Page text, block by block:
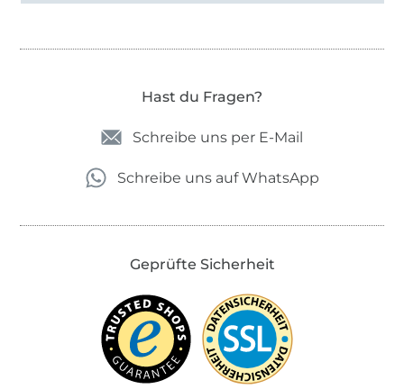
Hast du Fragen?
Schreibe uns per E-Mail
Schreibe uns auf WhatsApp
Geprüfte Sicherheit